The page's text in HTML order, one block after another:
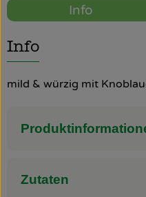
Info
Info
mild & würzig mit
Zutaten